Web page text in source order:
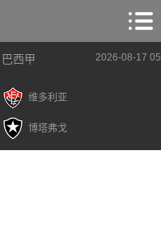
巴西甲 2026-08-17
维多利亚
博塔弗戈